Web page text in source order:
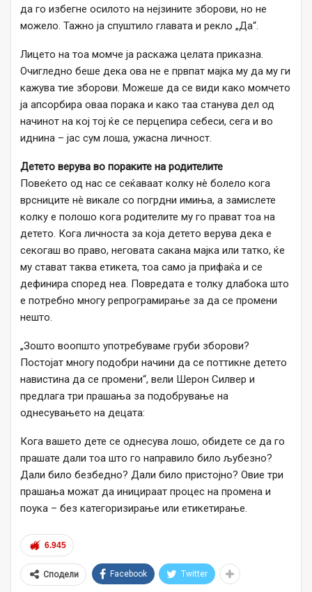
да го избегне осилото на нејзините зборови, но не
можело. Тажно ја спуштило главата и рекло „Да“.
Лицето на тоа момче ја раскажа целата приказна.
Очигледно беше дека ова не е првпат мајка му да му ги
кажува тие зборови. Можеше да се види како момчето
ја апсорбира оваа порака и како таа станува дел од
начинот на кој тој ќе се перцепира себеси, сега и во
иднина – јас сум лоша, ужасна личност.
Детето верува во пораките на родителите
Повеќето од нас се сеќаваат колку нè болело кога
врсниците нè викале со погрдни имиња, а замислете
колку е полошо кога родителите му го прават тоа на
детето. Кога личноста за која детето верува дека е
секогаш во право, неговата сакана мајка или татко, ќе
му стават таква етикета, тоа само ја прифаќа и се
дефинира според неа. Повредата е толку длабока што
е потребно многу репрограмирање за да се промени
нешто.
„Зошто воопшто употребуваме груби зборови?
Постојат многу подобри начини да се поттикне детето
навистина да се промени“, вели Шерон Силвер и
предлага три прашања за подобрување на
однесувањето на децата:
Кога вашето дете се однесува лошо, обидете се да го
прашате дали тоа што го направило било љубезно?
Дали било безбедно? Дали било пристојно? Овие три
прашања можат да иницираат процес на промена и
поука – без категоризирање или етикетирање.
6.945
Сподели Facebook Twitter